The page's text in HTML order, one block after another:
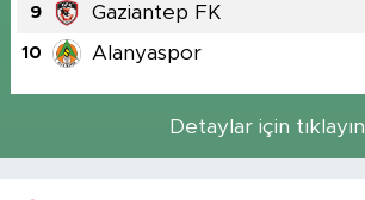
9 Gaziantep FK
10 Alanyaspor
Detaylar için tıklayın